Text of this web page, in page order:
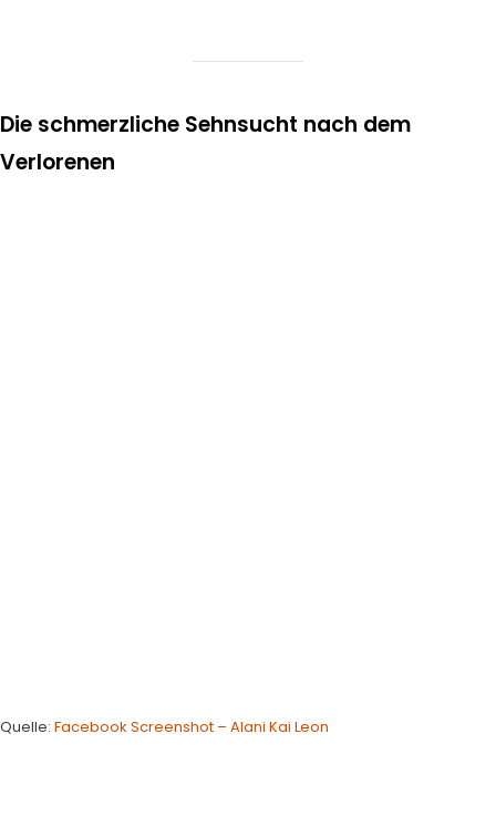
Die schmerzliche Sehnsucht nach dem
Verlorenen
Quelle: Facebook Screenshot – Alani Kai Leon